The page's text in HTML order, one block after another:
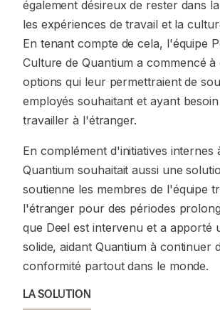
également désireux de rester dans
les expériences de travail et la
En tenant compte de cela, l'équipe
Culture de Quantium a commencé
options qui leur permettraient de
employés souhaitant et ayant
travailler à l'étranger.
En complément d'initiatives internes
Quantium souhaitait aussi une
soutienne les membres de l'équipe
l'étranger pour des périodes
que Deel est intervenu et a apporté
solide, aidant Quantium à continuer
conformité partout dans le monde.
LA SOLUTION